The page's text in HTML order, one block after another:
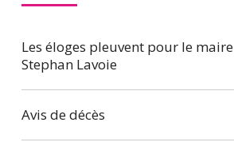
Les éloges pleuvent pour le maire
Stephan Lavoie
Avis de décès